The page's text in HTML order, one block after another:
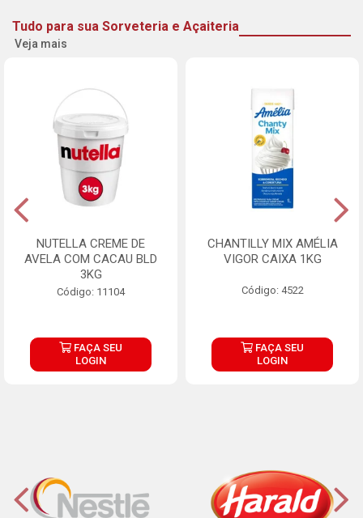
Tudo para sua Sorveteria e Açaiteria
Veja mais
NUTELLA CREME DE
AVELA COM CACAU BLD
3KG
Código: 11104
FAÇA SEU
LOGIN
CHANTILLY MIX AMÉLIA
VIGOR CAIXA 1KG
Código: 4522
FAÇA SEU
LOGIN